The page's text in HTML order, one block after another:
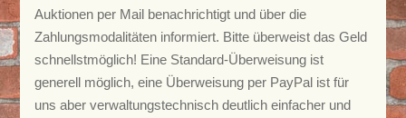
Auktionen per Mail benachrichtigt und über die
Zahlungsmodalitäten informiert. Bitte überweist das Geld
schnellstmöglich! Eine Standard-Überweisung ist
generell möglich, eine Überweisung per PayPal ist für
uns aber verwaltungstechnisch deutlich einfacher und